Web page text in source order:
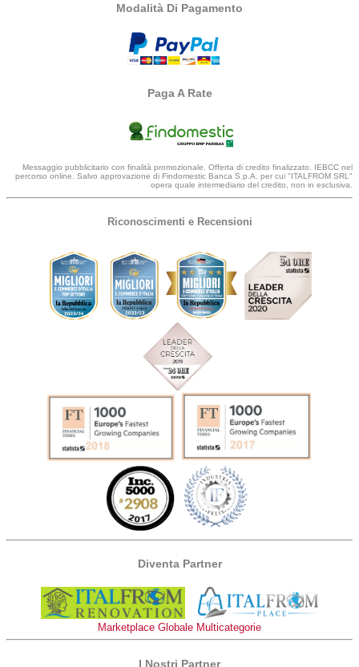
Modalità Di Pagamento
Paga A Rate
Messaggio pubblicitario con finalità promozionale. Offerta di credito finalizzato. IEBCC nel
percorso online. Salvo approvazione di Findomestic Banca S.p.A. per cui "ITALFROM SRL"
opera quale intermediario del credito, non in esclusiva.
Riconoscimenti e Recensioni
Diventa Partner
Marketplace Globale Multicategorie
I Nostri Partner